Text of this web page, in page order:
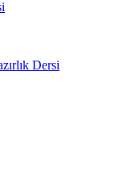
Dersi